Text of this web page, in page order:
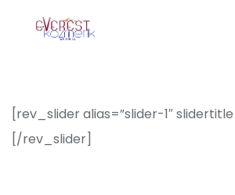
[rev_slider alias=”slider-1″
[/rev_slider]